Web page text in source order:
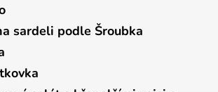
sardeli podle Šroubka